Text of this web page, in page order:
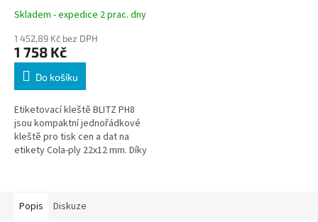
pro etikety 22x12 mm
Skladem - expedice 2 prac. dny
1 452,89 Kč bez DPH
1 758 Kč
Do košíku
Etiketovací kleště BLITZ PH8
jsou kompaktní jednořádkové
kleště pro tisk cen a dat na
etikety Cola-ply 22x12 mm. Díky
Popis
Diskuze